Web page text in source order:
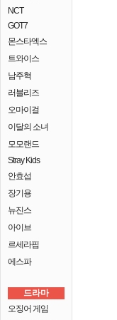
NCT
GOT7
몬스타엑스
트와이스
남주혁
러블리즈
오마이걸
이달의 소녀
모모랜드
Stray Kids
안효섭
장기용
뉴진스
아이브
르세라핌
에스파
드라마
오징어 게임